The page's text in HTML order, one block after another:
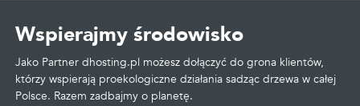
Wspierajmy środowisko
Jako Partner dhosting.pl możesz dołączyć do grona klientów,
którzy wspierają proekologiczne działania sadząc drzewa w całej
Polsce. Razem zadbajmy o planetę.